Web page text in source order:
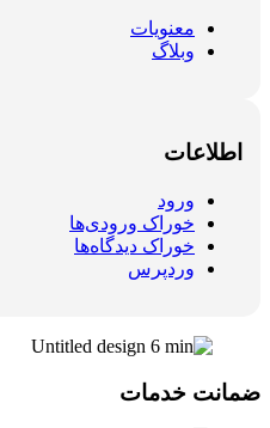
معنویات
وبلاگ
اطلاعات
ورود
خوراک ورودی‌ها
خوراک دیدگاه‌ها
وردپرس
ضمانت خدمات